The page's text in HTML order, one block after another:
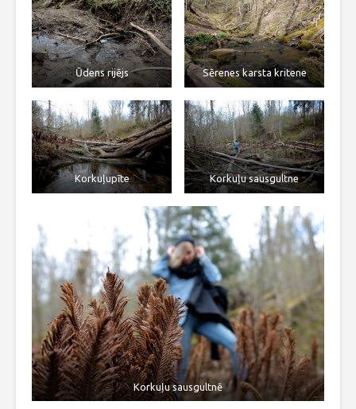
Ūdens rijējs Sērenes karsta kritene
Korkuļupīte Korkuļu sausgultne
Korkuļu sausgultnē